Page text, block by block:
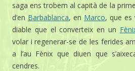
saga ens trobem al capità de la
d’en Barbablanca, en Marco, que es
diable que el converteix en un
volar i regenerar-se de les ferides
a l’au Fènix que diuen que
cendres.